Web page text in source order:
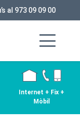
al 973 09 09 00
Internet + Fix +
Mòbil